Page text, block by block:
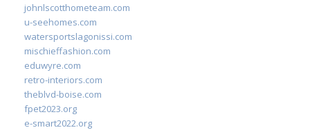
johnlscotthometeam.com
u-seehomes.com
watersportslagonissi.com
mischieffashion.com
eduwyre.com
retro-interiors.com
theblvd-boise.com
fpet2023.org
e-smart2022.org